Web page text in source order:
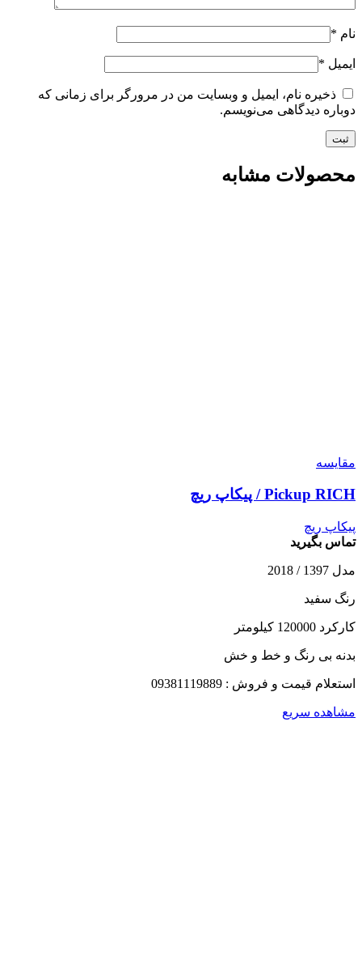
نام *
ایمیل *
ذخیره نام، ایمیل و وبسایت من در مرورگر برای زمانی که
دوباره دیدگاهی می‌نویسم.
محصولات مشابه
مقایسه
Pickup RICH / پیکاپ ریچ
پیکاپ ریچ
تماس بگیرید
مدل 1397 / 2018
رنگ سفید
کارکرد 120000 کیلومتر
بدنه بی رنگ و خط و خش
استعلام قیمت و فروش : 09381119889
مشاهده سریع